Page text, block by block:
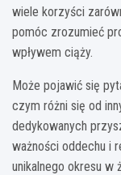
wiele korzyści
pomóc zrozumieć
wpływem ciąży.
Może pojawić się
czym różni się od
dedykowanych
ważności oddechu i
unikalnego okresu w